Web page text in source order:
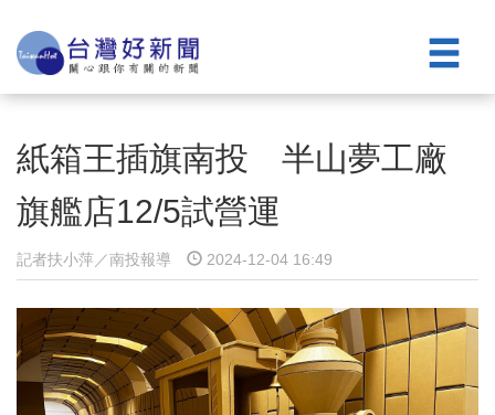
紙箱王插旗南投 半山夢工廠
旗艦店12/5試營運
記者扶小萍／南投報導 2024-12-04 16:49